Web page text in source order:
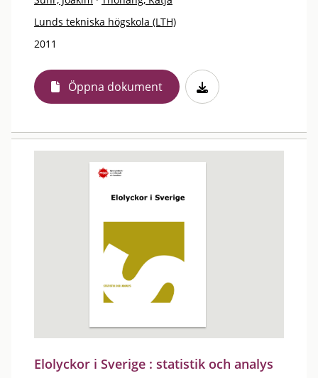
Lunds tekniska högskola (LTH)
2011
Öppna dokument
Elolyckor i Sverige : statistik och analys